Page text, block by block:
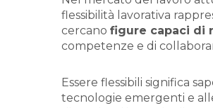
flessibilità lavorativa
cercano figure capaci di
competenze e di
Essere flessibili significa
tecnologie emergenti e